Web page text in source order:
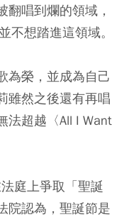
翻唱到爛的領域，
不想踏進這領域。
為榮，並成為自己
雖然之後還有再唱
法超越〈All I Want
庭上爭取「聖誕
院認為，聖誕節是